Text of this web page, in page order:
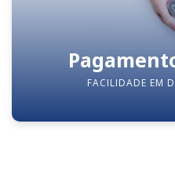
FACILIDADE EM